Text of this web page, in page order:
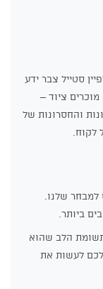
סטייל צבר ידע
ציוד –
והחסרונות של
לקוח.
שלנו.
ביותר.
הלב שהוא
לעשות את